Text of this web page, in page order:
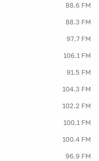
88.6 FM
88.3 FM
97.7 FM
106.1 FM
91.5 FM
104.3 FM
102.2 FM
100.1 FM
100.4 FM
96.9 FM